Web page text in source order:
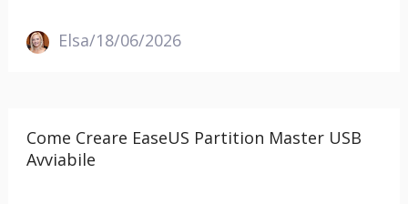
Elsa/18/06/2026
Come Creare EaseUS Partition Master USB
Avviabile